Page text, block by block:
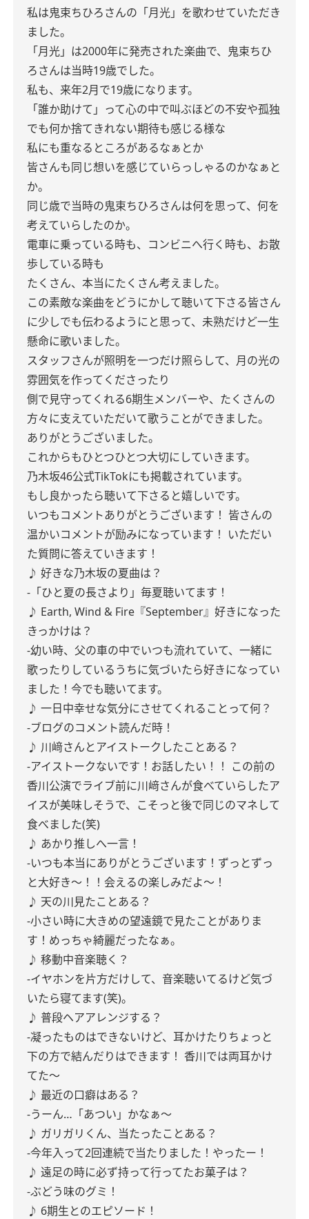
私は鬼束ちひろさんの「月光」を歌わせていただき
ました。
「月光」は2000年に発売された楽曲で、鬼束ちひ
ろさんは当時19歳でした。
私も、来年2月で19歳になります。
「誰か助けて」って心の中で叫ぶほどの不安や孤独
でも何か捨てきれない期待も感じる様な
私にも重なるところがあるなぁとか
皆さんも同じ想いを感じていらっしゃるのかなぁと
か。
同じ歳で当時の鬼束ちひろさんは何を思って、何を
考えていらしたのか。
電車に乗っている時も、コンビニへ行く時も、お散
歩している時も
たくさん、本当にたくさん考えました。
この素敵な楽曲をどうにかして聴いて下さる皆さん
に少しでも伝わるようにと思って、未熟だけど一生
懸命に歌いました。
スタッフさんが照明を一つだけ照らして、月の光の
雰囲気を作ってくださったり
側で見守ってくれる6期生メンバーや、たくさんの
方々に支えていただいて歌うことができました。
ありがとうございました。
これからもひとつひとつ大切にしていきます。
乃木坂46公式TikTokにも掲載されています。
もし良かったら聴いて下さると嬉しいです。
いつもコメントありがとうございます！ 皆さんの
温かいコメントが励みになっています！ いただい
た質問に答えていきます！
♪ 好きな乃木坂の夏曲は？
-「ひと夏の長さより」毎夏聴いてます！
♪ Earth, Wind & Fire『September』好きになった
きっかけは？
-幼い時、父の車の中でいつも流れていて、一緒に
歌ったりしているうちに気づいたら好きになってい
ました！今でも聴いてます。
♪ 一日中幸せな気分にさせてくれることって何？
-ブログのコメント読んだ時！
♪ 川﨑さんとアイストークしたことある？
-アイストークないです！お話したい！！ この前の
香川公演でライブ前に川﨑さんが食べていらしたア
イスが美味しそうで、こそっと後で同じのマネして
食べました(笑)
♪ あかり推しへ一言！
-いつも本当にありがとうございます！ずっとずっ
と大好き〜！！会えるの楽しみだよ〜！
♪ 天の川見たことある？
-小さい時に大きめの望遠鏡で見たことがありま
す！めっちゃ綺麗だったなぁ。
♪ 移動中音楽聴く？
-イヤホンを片方だけして、音楽聴いてるけど気づ
いたら寝てます(笑)。
♪ 普段ヘアアレンジする？
-凝ったものはできないけど、耳かけたりちょっと
下の方で結んだりはできます！ 香川では両耳かけ
てた〜
♪ 最近の口癖はある？
-うーん…「あつい」かなぁ〜
♪ ガリガリくん、当たったことある？
-今年入って2回連続で当たりました！やったー！
♪ 遠足の時に必ず持って行ってたお菓子は？
-ぶどう味のグミ！
♪ 6期生とのエピソード！